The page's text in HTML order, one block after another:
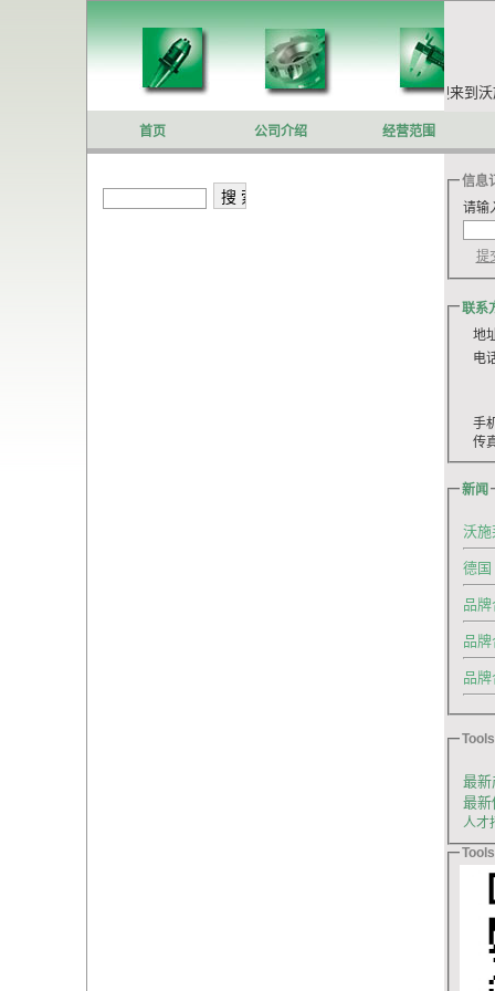
你好,欢迎来到
首页 公司介绍 经营范围
信息
请输
联系
地
电
手
传
新闻
沃施
德国
品
品
品
最新
最新
人才